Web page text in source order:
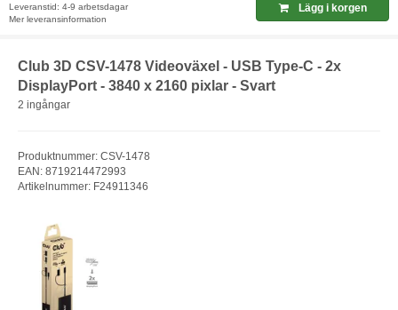
Leveranstid: 4-9 arbetsdagar
Mer leveransinformation
Lägg i korgen
Club 3D CSV-1478 Videoväxel - USB Type-C - 2x
DisplayPort - 3840 x 2160 pixlar - Svart
2 ingångar
Produktnummer: CSV-1478
EAN: 8719214472993
Artikelnummer: F24911346